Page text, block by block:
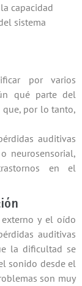
capacidad
sistema
por varios
qué parte del
que, por lo tanto,
auditivas
neurosensorial,
en el
y el oído
auditivas
la dificultad se
sonido desde el
son muy